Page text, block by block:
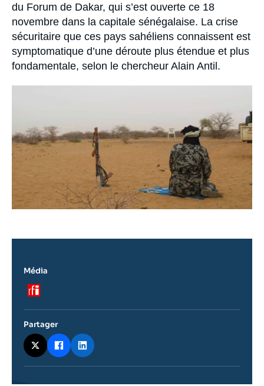
du Forum de Dakar, qui s’est ouverte ce 18
novembre dans la capitale sénégalaise. La crise
sécuritaire que ces pays sahéliens connaissent est
symptomatique d’une déroute plus étendue et plus
fondamentale, selon le chercheur Alain Antil.
Média
Logo
Partager